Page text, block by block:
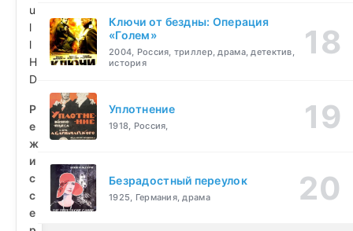
u
l
l
H
D
Р
е
ж
и
с
с
е
Ключи от бездны: Операция
«Голем»
2004, Россия, триллер, драма, детектив,
история
Уплотнение
1918, Россия,
Безрадостный переулок
1925, Германия, драма